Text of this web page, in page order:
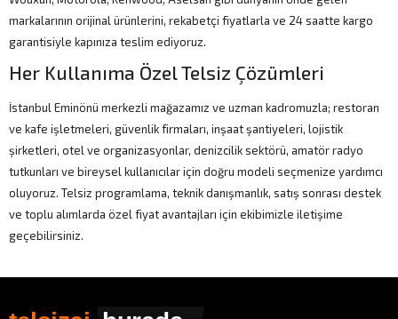
markalarının orijinal ürünlerini, rekabetçi fiyatlarla ve 24 saatte kargo
garantisiyle kapınıza teslim ediyoruz.
Her Kullanıma Özel Telsiz Çözümleri
İstanbul Eminönü merkezli mağazamız ve uzman kadromuzla; restoran
ve kafe işletmeleri, güvenlik firmaları, inşaat şantiyeleri, lojistik
şirketleri, otel ve organizasyonlar, denizcilik sektörü, amatör radyo
tutkunları ve bireysel kullanıcılar için doğru modeli seçmenize yardımcı
oluyoruz. Telsiz programlama, teknik danışmanlık, satış sonrası destek
ve toplu alımlarda özel fiyat avantajları için ekibimizle iletişime
geçebilirsiniz.